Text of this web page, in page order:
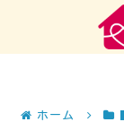
ホーム